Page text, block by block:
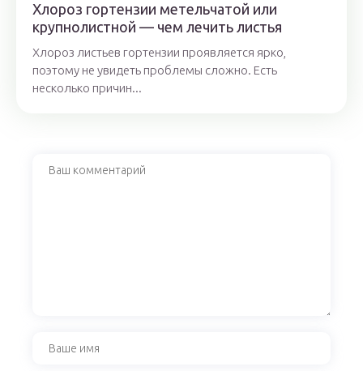
Хлороз гортензии метельчатой или
крупнолистной — чем лечить листья
Хлороз листьев гортензии проявляется ярко,
поэтому не увидеть проблемы сложно. Есть
несколько причин...